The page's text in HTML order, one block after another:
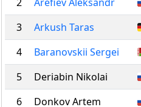
3
Arkush Taras
4
Baranovskii Sergei
5
Deriabin Nikolai
6
Donkov Artem